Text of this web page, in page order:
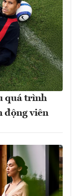
quá trình
động viên